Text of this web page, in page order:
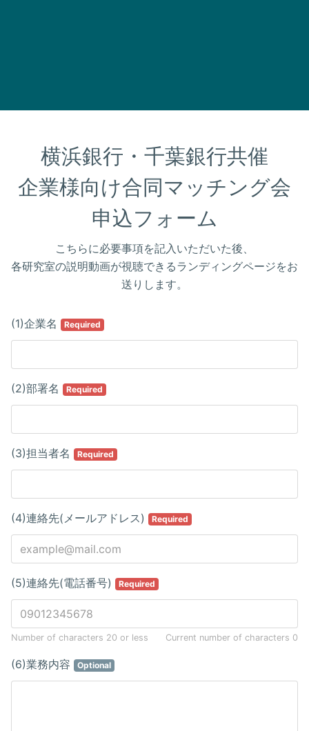
横浜銀行・千葉銀行共催
企業様向け合同マッチング会
申込フォーム
こちらに必要事項を記入いただいた後、
各研究室の説明動画が視聴できるランディングページをお
送りします。
(1)企業名 Required
(2)部署名 Required
(3)担当者名 Required
(4)連絡先(メールアドレス) Required
(5)連絡先(電話番号) Required
Number of characters 20 or less Current number of characters 0
(6)業務内容 Optional